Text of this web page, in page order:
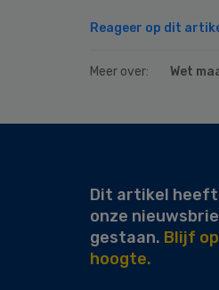
Reageer op dit
Meer over: Wet
Dit artikel heeft
onze
gestaan. Blijf
hoogte.